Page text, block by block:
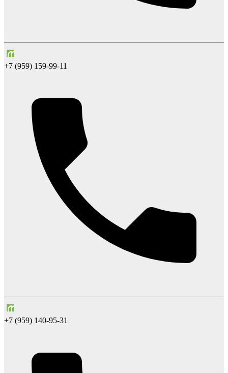
+7 (959) 159-99-11
+7 (959) 140-95-31